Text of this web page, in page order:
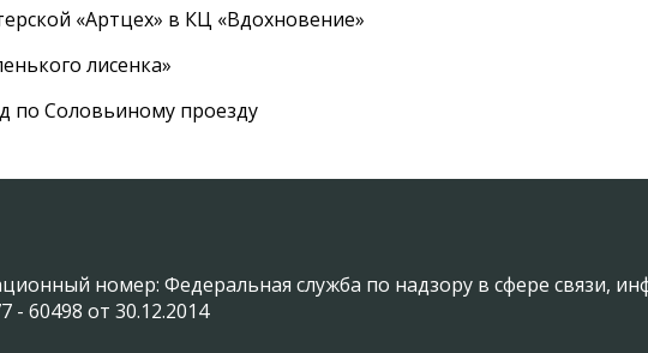
«Артцех» в КЦ «Вдохновение»
лисенка»
по Соловьиному проезду
номер: Федеральная служба по надзору в сфере связи,
60498 от 30.12.2014